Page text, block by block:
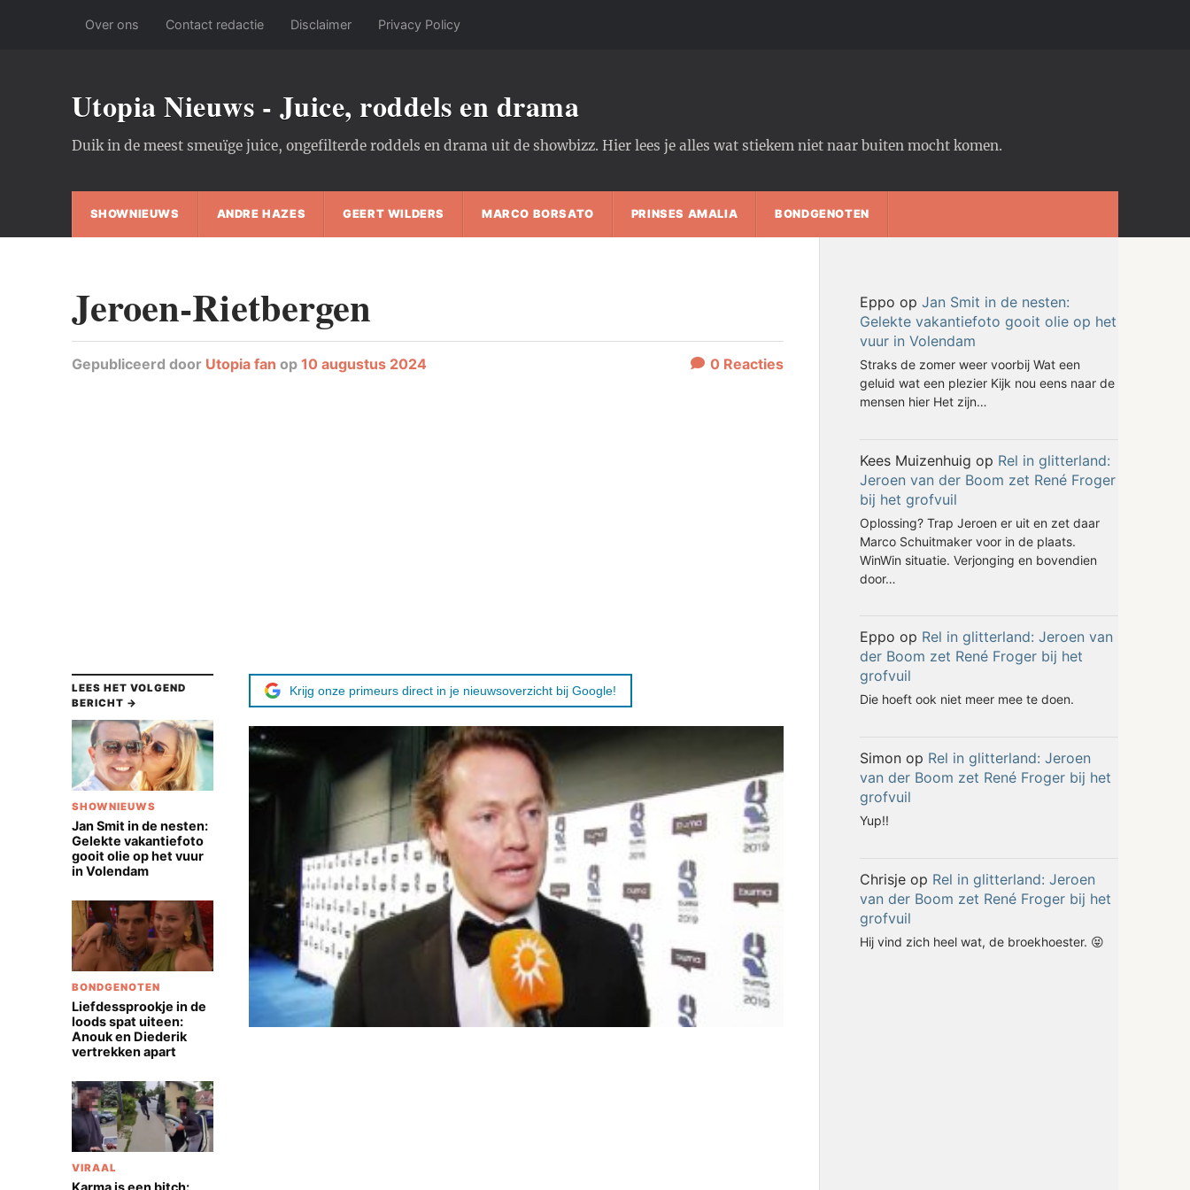
Over ons Contact redactie Disclaimer Privacy Policy
Utopia Nieuws - Juice, roddels en drama
Duik in de meest smeuïge juice, ongefilterde roddels en drama uit de showbizz. Hier lees je alles wat stiekem niet naar buiten mocht komen.
SHOWNIEUWS ANDRE HAZES GEERT WILDERS MARCO BORSATO PRINSES AMALIA BONDGENOTEN
Jeroen-Rietbergen
Gepubliceerd door Utopia fan op 10 augustus 2024 0 Reacties
LEES HET VOLGEND
BERICHT →
SHOWNIEUWS
Jan Smit in de nesten:
Gelekte vakantiefoto
gooit olie op het vuur
in Volendam
BONDGENOTEN
Liefdessprookje in de
loods spat uiteen:
Anouk en Diederik
vertrekken apart
VIRAAL
Karma is een bitch:
Krijg onze primeurs direct in je nieuwsoverzicht bij Google!
Eppo op Jan Smit in de nesten:
Gelekte vakantiefoto gooit olie op het
vuur in Volendam
Straks de zomer weer voorbij Wat een
geluid wat een plezier Kijk nou eens naar de
mensen hier Het zijn…
Kees Muizenhuig op Rel in glitterland:
Jeroen van der Boom zet René Froger
bij het grofvuil
Oplossing? Trap Jeroen er uit en zet daar
Marco Schuitmaker voor in de plaats.
WinWin situatie. Verjonging en bovendien
door…
Eppo op Rel in glitterland: Jeroen van
der Boom zet René Froger bij het
grofvuil
Die hoeft ook niet meer mee te doen.
Simonop Rel in glitterland: Jeroen
van der Boom zet René Froger bij het
grofvuil
Yup!!
Chrisjeop Rel in glitterland: Jeroen
van der Boom zet René Froger bij het
grofvuil
Hij vind zich heel wat, de broekhoester. 😝